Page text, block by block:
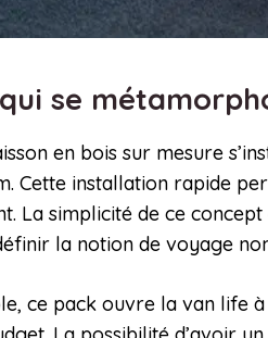
se
en bois sur mesure
Cette installation rapide
La simplicité de ce
la notion de voyage
ce pack ouvre la van life